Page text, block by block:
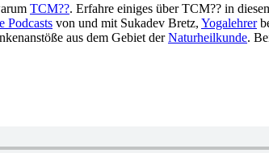
TCM??. Erfahre einiges über TCM?? in
Podcasts von und mit Sukadev Bretz, Yogalehrer
aus dem Gebiet derNaturheilkunde.